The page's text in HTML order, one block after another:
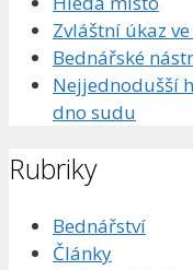
Zvláštní úkaz
Bednářské
Nejjednodušší
dno sudu
Rubriky
Bednářství
Články